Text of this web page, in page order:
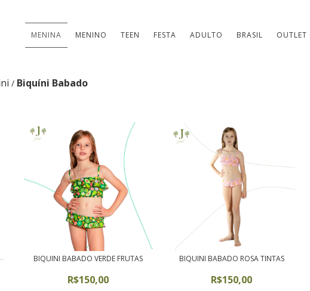
MENINA MENINO TEEN FESTA ADULTO BRASIL OUTLET
/ Biquíni Babado
BIQUINI BABADO VERDE FRUTAS
R$150,00
BIQUINI BABADO ROSA TINTAS
R$150,00